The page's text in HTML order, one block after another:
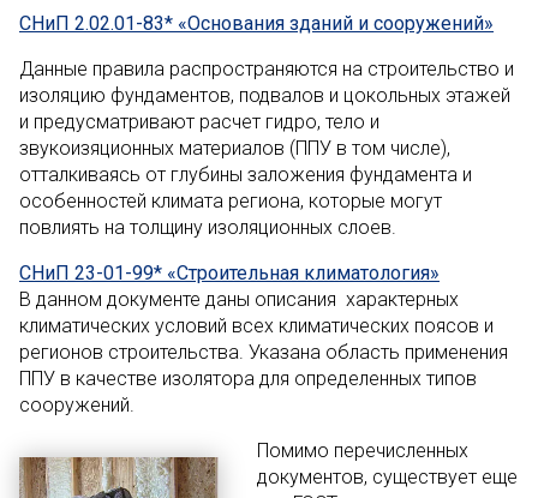
СНиП 2.02.01-83* «Основания зданий и сооружений»
Данные правила распространяются на строительство и
изоляцию фундаментов, подвалов и цокольных этажей
и предусматривают расчет гидро, тело и
звукоизяционных материалов (ППУ в том числе),
отталкиваясь от глубины заложения фундамента и
особенностей климата региона, которые могут
повлиять на толщину изоляционных слоев.
СНиП 23-01-99* «Строительная климатология»
В данном документе даны описания характерных
климатических условий всех климатических поясов и
регионов строительства. Указана область применения
ППУ в качестве изолятора для определенных типов
сооружений.
Помимо перечисленных
документов, существует еще